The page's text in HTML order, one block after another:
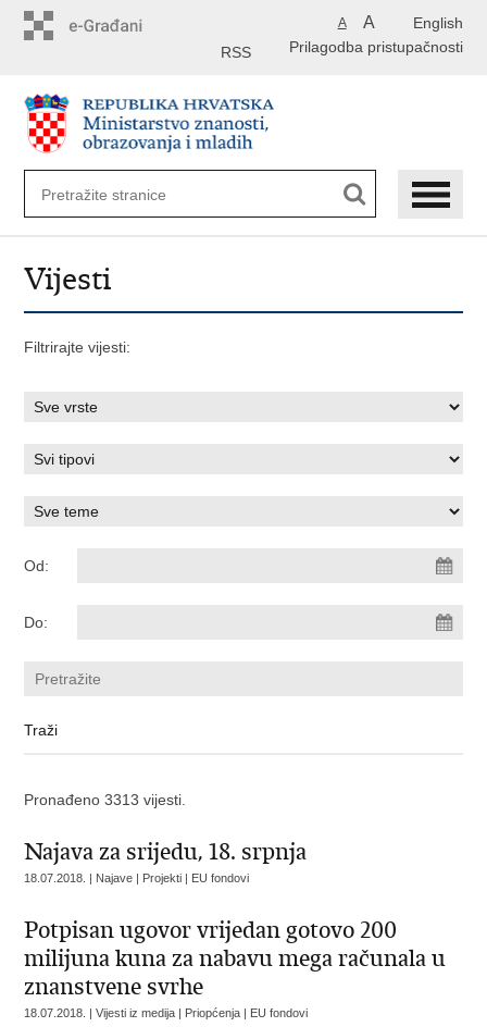
English
A A
Prilagodba pristupačnosti
RSS
Vijesti
Filtrirajte vijesti:
Od:
Do:
Pronađeno 3313 vijesti.
Najava za srijedu, 18. srpnja
18.07.2018. | Najave | Projekti | EU fondovi
Potpisan ugovor vrijedan gotovo 200
milijuna kuna za nabavu mega računala u
znanstvene svrhe
18.07.2018. | Vijesti iz medija | Priopćenja | EU fondovi